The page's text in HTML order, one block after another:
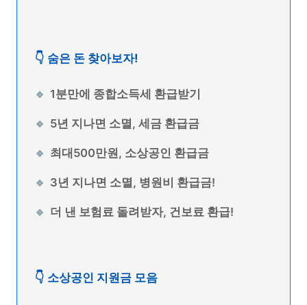
👇 숨은 돈 찾아보자!
1분만에 종합소득세 환급받기
5년 지나면 소멸, 세금 환급금
최대500만원, 소상공인 환급금
3년 지나면 소멸, 병원비 환급금!
더 낸 보험료 돌려받자, 건보료 환급!
👇 소상공인 지원금 모음